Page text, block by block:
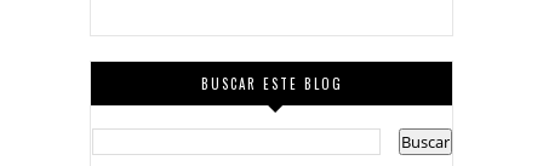
BUSCAR ESTE BLOG